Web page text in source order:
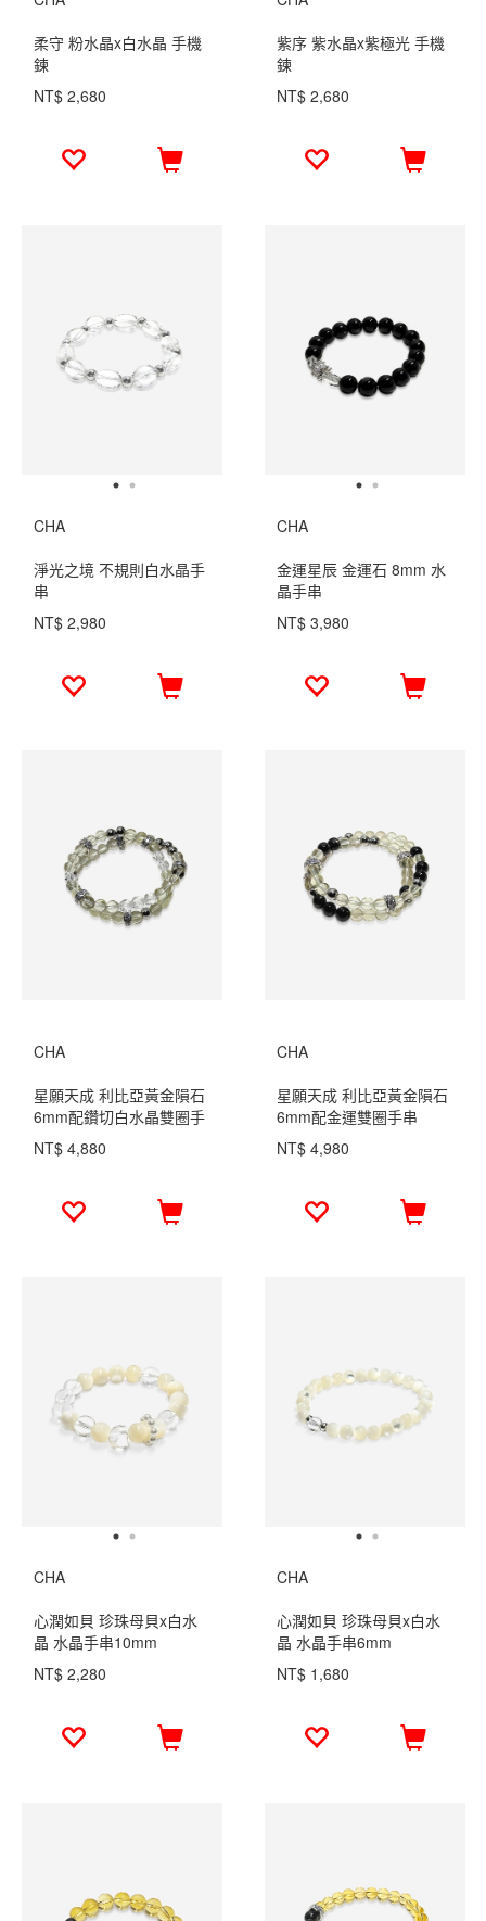
柔守 粉水晶x白水晶 手機
鍊
NT$ 2,680
紫序 紫水晶x紫極光 手機
鍊
NT$ 2,680
CHA
淨光之境 不規則白水晶手
串
NT$ 2,980
CHA
金運星辰 金運石 8mm 水
晶手串
NT$ 3,980
CHA
星願天成 利比亞黃金隕石
6mm配鑽切白水晶雙圈手
串
NT$ 4,880
CHA
星願天成 利比亞黃金隕石
6mm配金運雙圈手串
NT$ 4,980
CHA
心潤如貝 珍珠母貝x白水
晶 水晶手串10mm
NT$ 2,280
CHA
心潤如貝 珍珠母貝x白水
晶 水晶手串6mm
NT$ 1,680